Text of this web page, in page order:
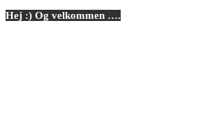
Hej :) Og velkommen ….